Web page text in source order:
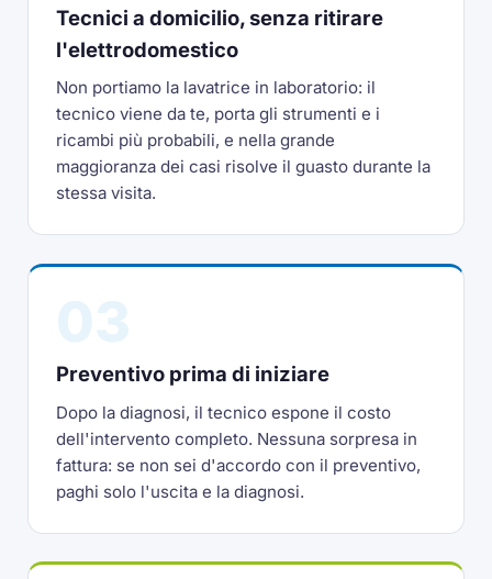
Tecnici a domicilio, senza ritirare
l'elettrodomestico
Non portiamo la lavatrice in laboratorio: il
tecnico viene da te, porta gli strumenti e i
ricambi più probabili, e nella grande
maggioranza dei casi risolve il guasto durante la
stessa visita.
Preventivo prima di iniziare
Dopo la diagnosi, il tecnico espone il costo
dell'intervento completo. Nessuna sorpresa in
fattura: se non sei d'accordo con il preventivo,
paghi solo l'uscita e la diagnosi.